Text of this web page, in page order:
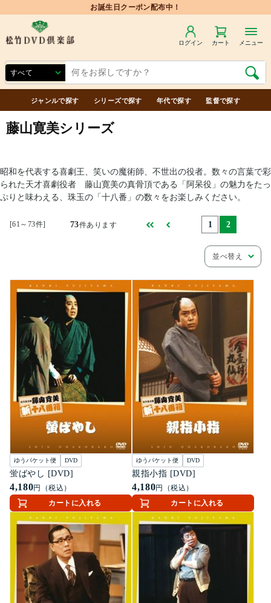
お誕生日クーポン配布中！
ログイン カート メニュー
ジャンルで探す シリーズで探す 年代で探す 監督で探す
藤山寛美シリーズ
昭和を代表する喜劇王、笑いの魔術師、不世出の役者。数々の言葉で彩
られた天才喜劇役者 藤山寛美の真骨頂である「阿呆役」の魅力をたっ
ぷりと味わえる、珠玉の「十八番」の数々をお楽しみください。
[61～73件] 73件あります 1 2
並べ替え
ゆうパケット便 DVD
蛍ばやし [DVD]
4,180円（税込）
カートに入れる
ゆうパケット便 DVD
親指小指 [DVD]
4,180円（税込）
カートに入れる